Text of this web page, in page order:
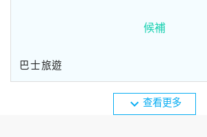
候補
巴士旅遊
expand_more 查看更多